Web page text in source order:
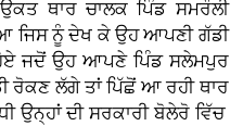
ਥਾਰ ਚਾਲਕ ਪਿੰਡ ਸਮਰੌਲੀ
ਜਿਸ ਨੂੰ ਦੇਖ ਕੇ ਉਹ ਆਪਣੀ ਗੱਡੀ
ਜਦੋਂ ਉਹ ਆਪਣੇ ਪਿੰਡ ਸਲੇਮਪੁਰ
ਲੱਗੇ ਤਾਂ ਪਿੱਛੋਂ ਆ ਰਹੀ ਥਾਰ
ਉਨ੍ਹਾਂ ਦੀ ਸਰਕਾਰੀ ਬੋਲੇਰੋ ਵਿੱਚ